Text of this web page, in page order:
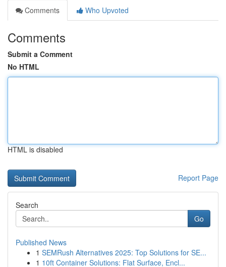
Comments
Who Upvoted
Comments
Submit a Comment
No HTML
HTML is disabled
Report Page
Search
Go
Published News
1 SEMRush Alternatives 2025: Top Solutions for SE...
1 10ft Container Solutions: Flat Surface, Encl...